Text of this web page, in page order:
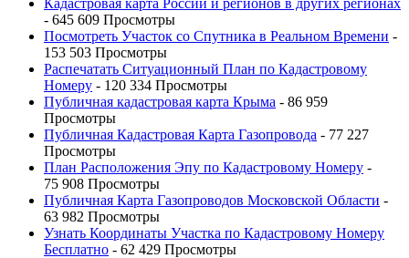
- 645 609 Просмотры
Посмотреть Участок со Спутника в Реальном Времени -
153 503 Просмотры
Распечатать Ситуационный План по Кадастровому
Номеру - 120 334 Просмотры
Публичная кадастровая карта Крыма - 86 959
Просмотры
Публичная Кадастровая Карта Газопровода - 77 227
Просмотры
План Расположения Эпу по Кадастровому Номеру -
75 908 Просмотры
Публичная Карта Газопроводов Московской Области -
63 982 Просмотры
Узнать Координаты Участка по Кадастровому Номеру
Бесплатно - 62 429 Просмотры